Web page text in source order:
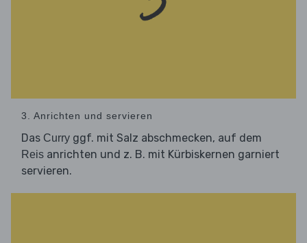
3. Anrichten und servieren
Das Curry ggf. mit Salz abschmecken, auf dem
Reis anrichten und z. B. mit Kürbiskernen garniert
servieren.